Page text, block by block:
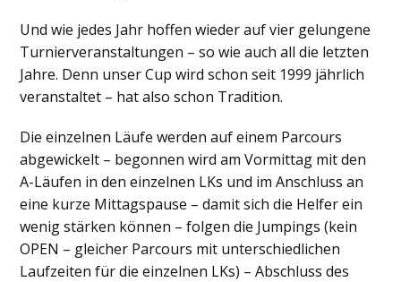
Und wie jedes Jahr hoffen wieder auf vier gelungene
Turnierveranstaltungen – so wie auch all die letzten
Jahre. Denn unser Cup wird schon seit 1999 jährlich
veranstaltet – hat also schon Tradition.
Die einzelnen Läufe werden auf einem Parcours
abgewickelt – begonnen wird am Vormittag mit den
A-Läufen in den einzelnen LKs und im Anschluss an
eine kurze Mittagspause – damit sich die Helfer ein
wenig stärken können – folgen die Jumpings (kein
OPEN – gleicher Parcours mit unterschiedlichen
Laufzeiten für die einzelnen LKs) – Abschluss des